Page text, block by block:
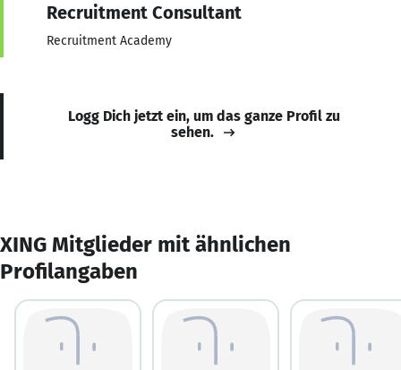
Recruitment Consultant
Recruitment Academy
Logg Dich jetzt ein, um das ganze Profil zu
sehen.
XING Mitglieder mit ähnlichen
Profilangaben